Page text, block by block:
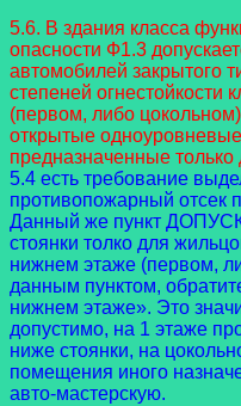
5.6. В здания класса
опасности Ф1.3
автомобилей закрытого
степеней
(первом, либо
открытые
предназначенные
5.4 есть требование
противопожарный отсек
Данный же пункт
стоянки толко для
нижнем этаже (первом,
данным пунктом,
нижнем этаже». Это
допустимо, на 1 этаже
ниже стоянки, на
помещения иного
авто-мастерскую.